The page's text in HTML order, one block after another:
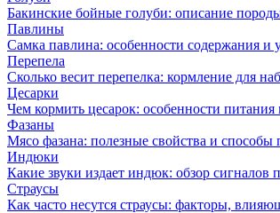
Бакинские бойные голуби: описание
Павлины
Самка павлина: особенности содержания и
Перепела
Сколько весит перепелка: кормление для
Цесарки
Чем кормить цесарок: особенности
Фазаны
Мясо фазана: полезные свойства и способы
Индюки
Какие звуки издает индюк: обзор сигналов
Страусы
Как часто несутся страусы: факторы,